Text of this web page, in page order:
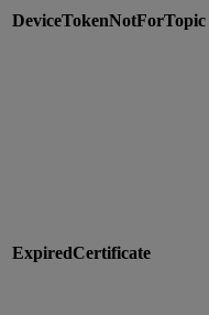
DeviceTokenNotForTopic
ExpiredCertificate